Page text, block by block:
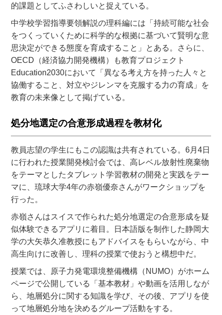
的課題としてふさわしいと捉えている。
中学校学習指導要領解説の理科編には「持続可能な社会
をつくっていくために科学的な根拠に基づいて賢明な意
思決定ができる態度を育成すること」とある。さらに、
OECD（経済協力開発機構）も教育プロジェクト
Education2030において「異なる考え方を持った人々と
協働すること、対立やジレンマを克服する力の育成」を
教育の未来像として掲げている。
処分地選定の合意形成過程を教材化
教員志望の学生にもこの認識は共有されている。6月4日
に行われた授業開発検討会では、高レベル放射性廃棄物
をテーマとしたタブレット学習教材の開発と実践をテー
マに、琉球大学4年の赤嶺優奈さんがワークショップを
行った。
赤嶺さんはスイスで作られた処分地選定の合意形成を疑
似体験できるアプリに着目。日本語版を制作した静岡大
学の大矢恭久准教授にもアドバイスをもらいながら、中
高生向けに改善し、理科の授業で使おうと構想中だ。
授業では、原子力発電環境整備機構（NUMO）がホーム
ページで公開している「基本教材」や動画を活用しなが
ら、地層処分に関する知識を学び、その後、アプリを使
って地層処分地を決めるグループ活動をする。